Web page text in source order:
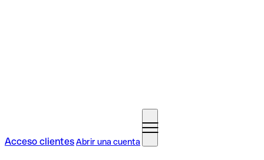
Acceso clientesAbrir una cuenta